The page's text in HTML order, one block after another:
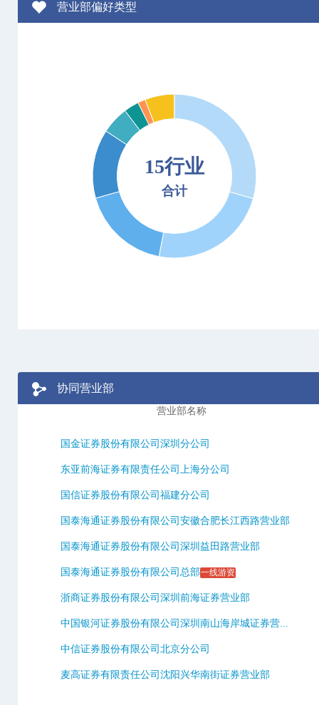
营业部偏好类型
15行业
合计
协同营业部
营业部名称
国金证券股份有限公司深圳分公司
东亚前海证券有限责任公司上海分公司
国信证券股份有限公司福建分公司
国泰海通证券股份有限公司安徽合肥长江西路营业部
国泰海通证券股份有限公司深圳益田路营业部
国泰海通证券股份有限公司总部一线游资
浙商证券股份有限公司深圳前海证券营业部
中国银河证券股份有限公司深圳南山海岸城证券营...
中信证券股份有限公司北京分公司
麦高证券有限责任公司沈阳兴华南街证券营业部